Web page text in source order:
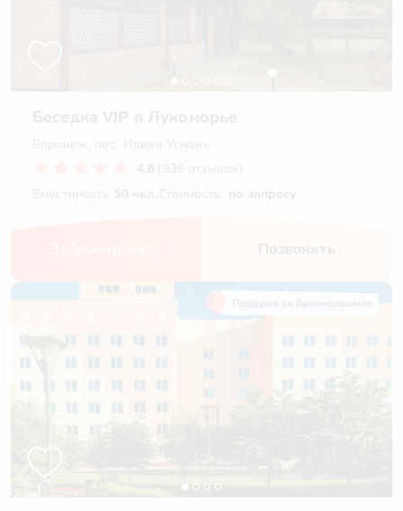
Беседка VIP в Лукоморье
Воронеж, пос. Новая Усмань
4.8 (938 отзывов)
Вместимость 50 чел.Стоимость: по запросу
Позвонить